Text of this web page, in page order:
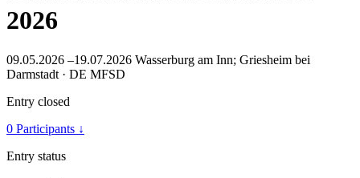
2026
09.05.2026 –19.07.2026 Wasserburg am Inn; Griesheim bei
Darmstadt · DE MFSD
Entry closed
0 Participants ↓
Entry status